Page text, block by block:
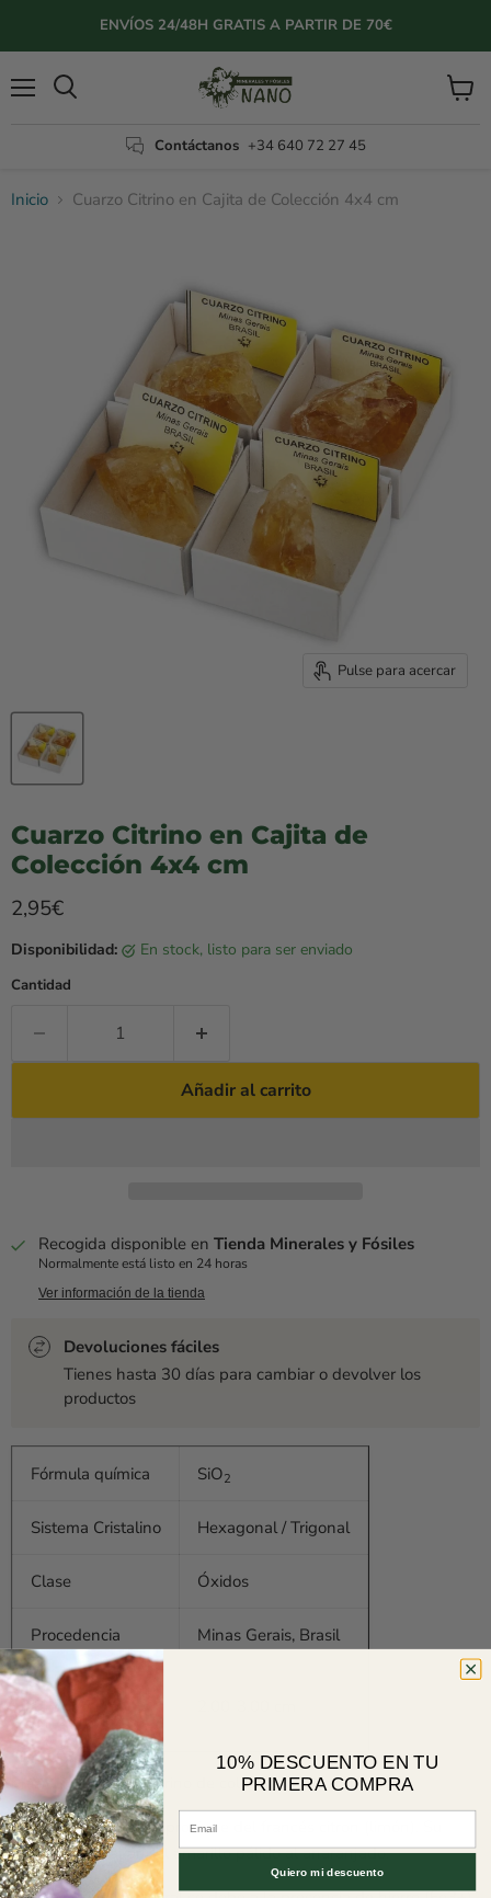
ENVÍOS 24/48H GRATIS A PARTIR DE 70€
Contáctanos +34 640 72 27 45
Ver
Inicio Cuarzo Citrino en Cajita de Colección 4x4 cm
Pulse para acercar
Cuarzo Citrino en Cajita de
Colección 4x4 cm
Precio rebajado
2,95€
Disponibilidad: en stock, listo para ser enviado
Cantidad
Añadir al carrito
Recogida disponible en Tienda Minerales y Fósiles
Normalmente está listo en 24 horas
Ver información de la tienda
Devoluciones fáciles
Tienes hasta 30 días para cambiar o devolver los
productos
Fórmula química SiO2
Sistema Cristalino Hexagonal / Trigonal
Clase Óxidos
Procedencia Minas Gerais, Brasil
Tamaño
Masivo de Cuarzo Citrino de color anaranjado intenso.
El nombre de Citrino proviene del francés citron (limón). Su
color puede variar del amarillo pálido al anaranjado.
10% DESCUENTO EN TU
PRIMERA COMPRA
Email
Quiero mi descuento